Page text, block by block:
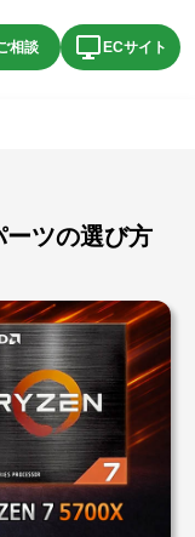
相談 ECサイト
ツの選び方